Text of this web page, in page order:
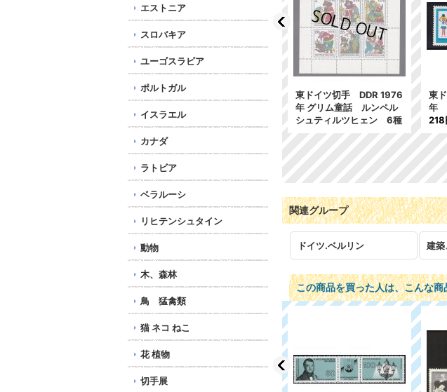
エストニア
スロバキア
ユーゴスラビア
ポルトガル
イスラエル
カナダ
ラトビア
ベラルーシ
リヒテンシュタイン
動物
木、森林
鳥 猛禽類
猫 ネコ ねこ
花 植物
切手展
東ドイツ DDR切手 1982
小型シート
東ドイツ切手 DDR 1976
年 グリム童話 ルンペル
シュティルツヒェン 6種
東
年
218
関連グループ
ドイツ.ベルリン 建築
この商品を買った人は、こんな